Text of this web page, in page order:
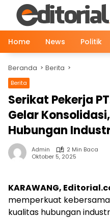
Langsung
konten
Home
News Politik
Beranda Berita
Berita
Serikat Pekerja
Gelar
Hubungan
Admin
2 Min Baca
Oktober 5, 2025
KARAWANG,
memperkuat
kualitas hubungan